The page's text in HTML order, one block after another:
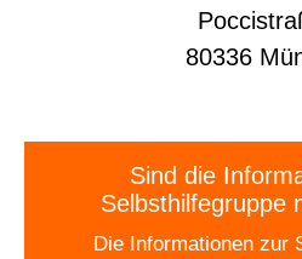
80336
Sind die
Selbsthilfegruppe
Die Informationen zur